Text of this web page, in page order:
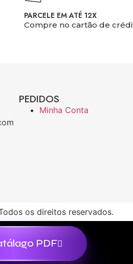
PARCELE EM ATÉ 12X
Compre no cartão de
PEDIDOS
Minha Conta
os direitos reservados.
PDF